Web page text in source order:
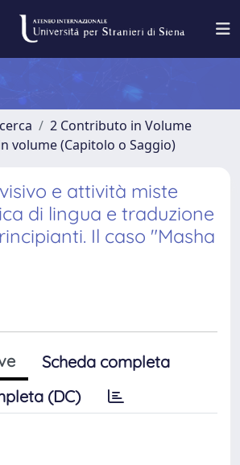
2 Contributo in Volume
volume (Capitolo o Saggio)
e attività miste
di lingua e traduzione
Il caso "Masha
Scheda completa
(DC)